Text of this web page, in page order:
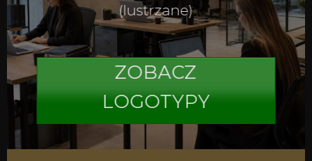
(lustrzane)
ZOBACZ
LOGOTYPY